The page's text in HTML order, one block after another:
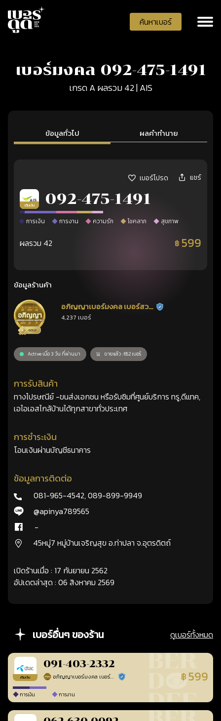
ค้นหาเบอร์
เบอร์มงคล 092-475-1491
เกรด A ผลรวม 42 | AIS
ข้อมูลทั่วไป ผลคำทำนาย
เบอร์โปรด แชร์
เติมเงิน 092-475-1491
การเงิน การงาน ความรัก โชคลาภ สุขภาพ
ผลรวม 42 ฿ 599
ข้อมูลร้านค้า
อภิญญาเบอร์มงคล เบอร์สวย
เลขศาสตร์
ร้านยืนยันแล้ว
4,237 เบอร์
Active เมื่อ 3 วัน ที่ผ่านมา ขายแล้ว : 652 เบอร์
การรับสินค้า
ทางไปรษณีย์ -ขนส่งเอกชน หรือรับซิมที่ศูนย์บริการ ทรู,ดีแทค,
เอไอเอสไกล้บ้านได้ทุกสาขาทั่วประเทศ
การชำระเงิน
โอนเงินผ่านบัญชีธนาคาร
ข้อมูลการติดต่อ
081-965-4542,089-899-9949
@apinya789565
-
45หมู่7 หมู่บ้านเจริญสุข อ.ท่าปลา จ.อุตรดิตถ์
เปิดร้านเมื่อ : 17 กันยายน 2562
อัปเดตล่าสุด : 06 สิงหาคม 2569
เบอร์อื่นๆ ของร้าน ดูเบอร์ทั้งหมด
เติมเงิน
091-403-2332
อภิญญาเบอร์มงคล เบอร์สวยเลขศาสตร์ ร้านยืนยันแล้ว ฿ 599
การเงิน การงาน